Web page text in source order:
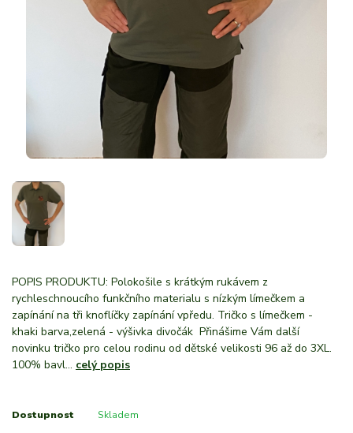
POPIS PRODUKTU: Polokošile s krátkým rukávem z
rychleschnoucího funkčního materialu s nízkým límečkem a
zapínání na tři knoflíčky zapínání vpředu. Tričko s límečkem -
khaki barva,zelená - výšivka divočák Přinášime Vám další
novinku tričko pro celou rodinu od dětské velikosti 96 až do 3XL.
100% bavl... celý popis
Dostupnost Skladem